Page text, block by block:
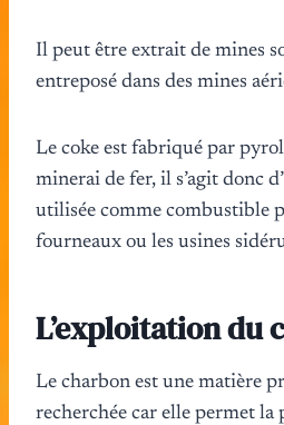
Il peut être extrait de mines
entreposé dans des mines
Le coke est fabriqué par
minerai de fer, il s’agit donc
utilisée comme combustible
fourneaux ou les usines
L’exploitation du
Le charbon est une matière
recherchée car elle permet la